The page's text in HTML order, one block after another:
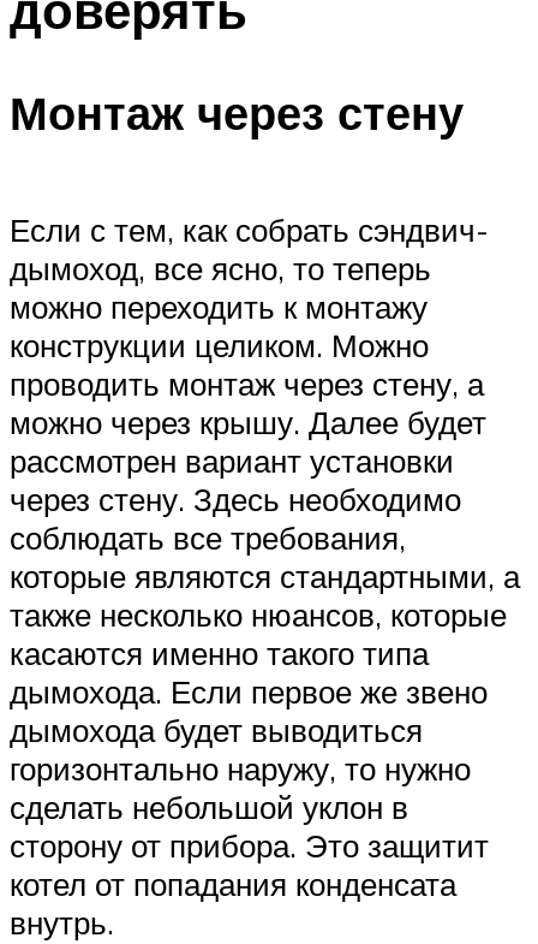
Монтаж через стену
Если с тем, как собрать сэндвич-
дымоход, все ясно, то теперь
можно переходить к монтажу
конструкции целиком. Можно
проводить монтаж через стену, а
можно через крышу. Далее будет
рассмотрен вариант установки
через стену. Здесь необходимо
соблюдать все требования,
которые являются стандартными, а
также несколько нюансов, которые
касаются именно такого типа
дымохода. Если первое же звено
дымохода будет выводиться
горизонтально наружу, то нужно
сделать небольшой уклон в
сторону от прибора. Это защитит
котел от попадания конденсата
внутрь.